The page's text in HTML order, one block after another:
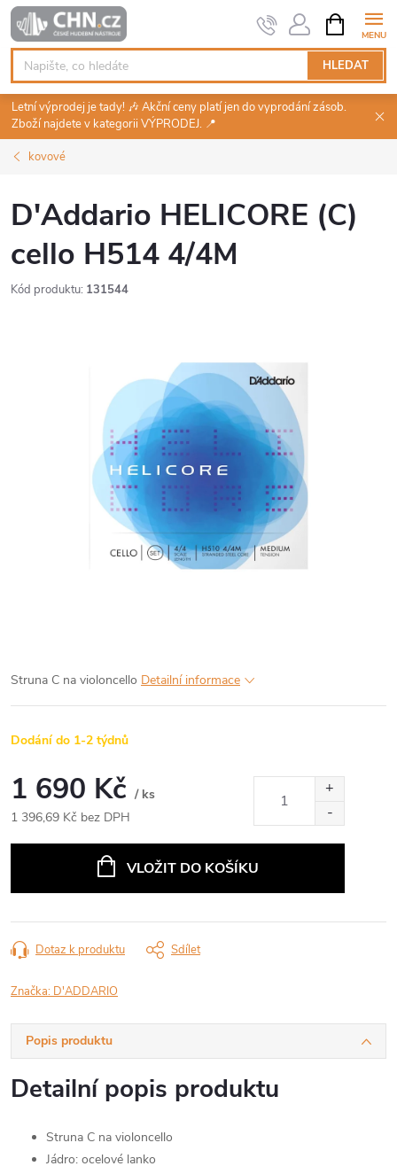
Přejít
na
obsah
HLEDAT
NÁKUPNÍ
KOŠÍK
Letní výprodej je tady! 🎶 Akční ceny platí jen do vyprodání zásob.
Zboží najdete v kategorii VÝPRODEJ. 📍
kovové
D'Addario HELICORE (C)
cello H514 4/4M
Kód produktu: 131544
Struna C na violoncello Detailní informace
Dodání do 1-2 týdnů
1 690 Kč / ks
1 396,69 Kč bez DPH
VLOŽIT DO KOŠÍKU
Dotaz k produktu Sdílet
Značka: D'ADDARIO
Popis produktu
Detailní popis produktu
Struna C na violoncello
Jádro: ocelové lanko